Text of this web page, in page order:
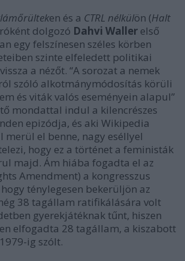
en és a CTRL nélkülön (Halt
dolgozó Dahvi Waller első
egy felszínesen széles körben
szinte elfeledett politikai
a nézőt. “A sorozat a nemek
szóló alkotmánymódosítás körüli
és viták valós eseményein alapul”
mondattal indul a kilencrészes
epizódja, és aki Wikipedia
merül el benne, nagy eséllyel
hogy ez a történet a feministák
majd. Ám hiába fogadta el az
Amendment) a kongresszus
ténylegesen bekerüljön az
38 tagállam ratifikálására volt
gyerekjátéknak tűnt, hiszen
elfogadta 28 tagállam, a kiszabott
ig szólt.